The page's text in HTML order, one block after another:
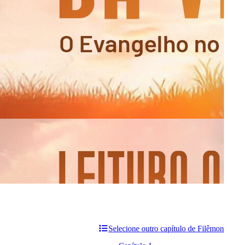
Selecione outro capítulo de Filêmon